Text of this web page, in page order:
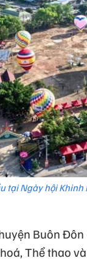
tại Ngày hội
Buôn
Thể thao